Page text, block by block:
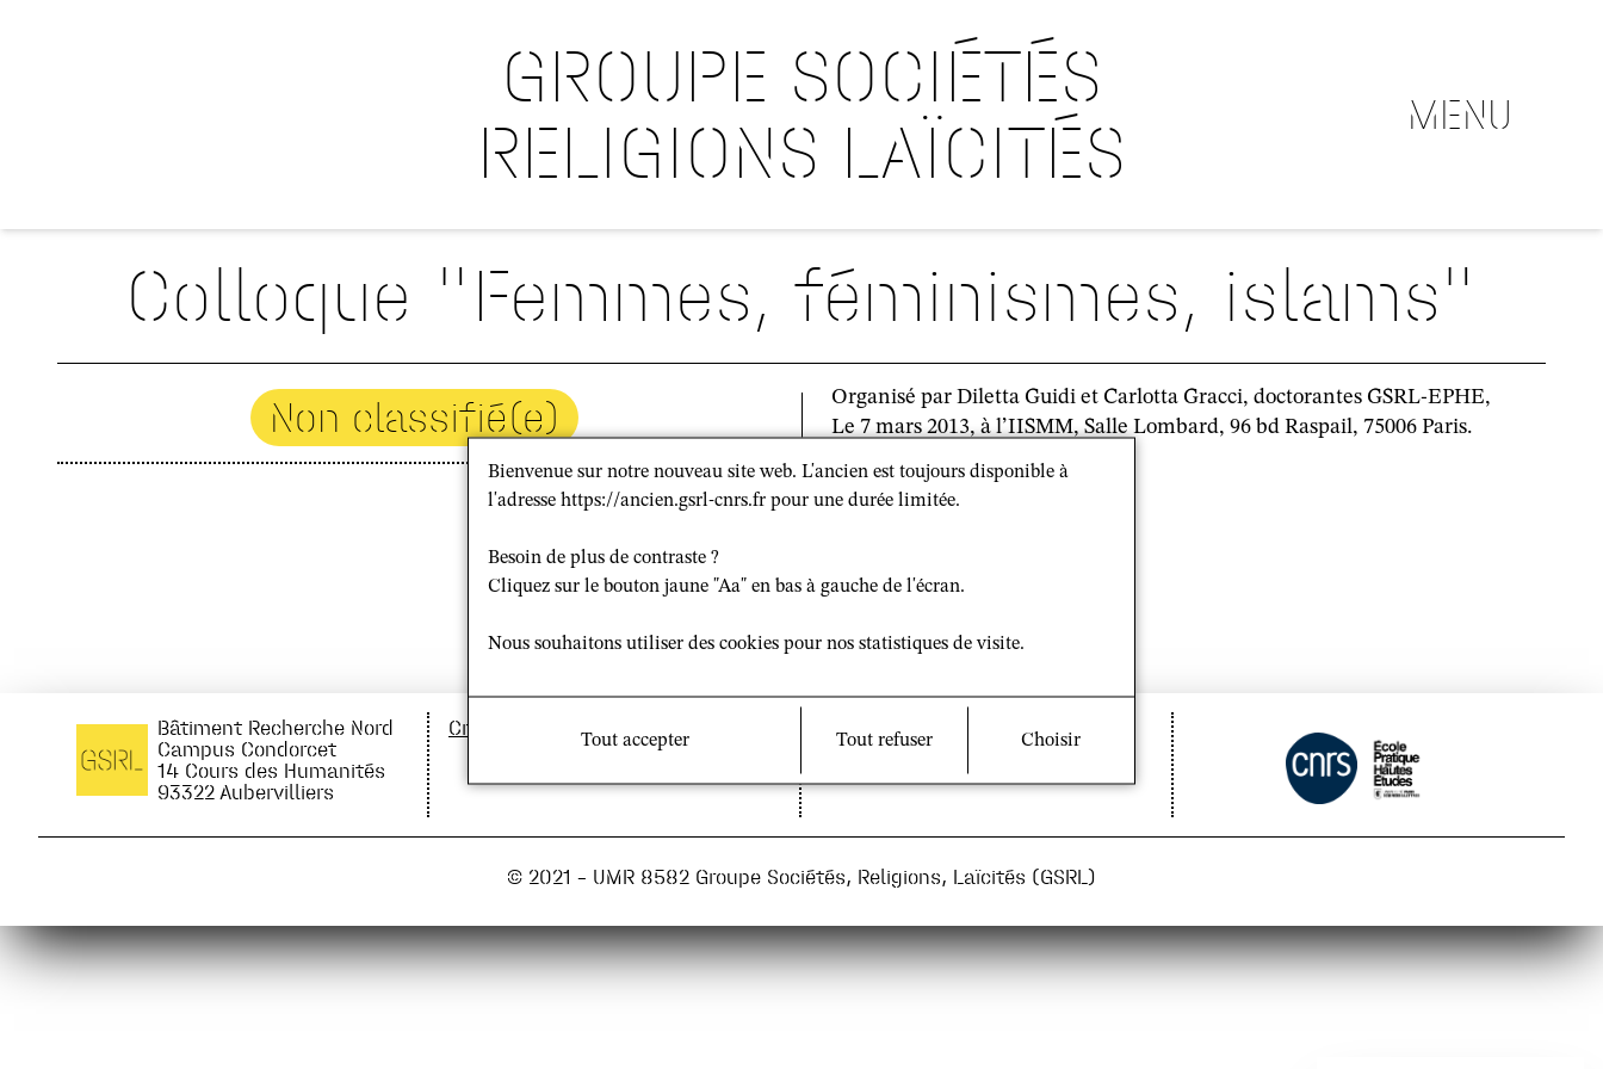
GROUPE SOCIÉTÉS
RELIGIONS LAÏCITÉS
MENU
Colloque "Femmes, féminismes, islams"
Non classifié(e)
Organisé par Diletta Guidi et Carlotta Gracci, doctorantes GSRL-EPHE,
Le 7 mars 2013, à l’IISMM, Salle Lombard, 96 bd Raspail, 75006 Paris.
Bienvenue sur notre nouveau site web. L'ancien est toujours disponible à
l'adresse https://ancien.gsrl-cnrs.fr pour une durée limitée.
Besoin de plus de contraste ?
Cliquez sur le bouton jaune "Aa" en bas à gauche de l'écran.
Nous souhaitons utiliser des cookies pour nos statistiques de visite.
Tout accepter Tout refuser Choisir
Bâtiment Recherche Nord
Campus Condorcet
14 Cours des Humanités
93322 Aubervilliers
Crédits et mentions légales
Nous rejoindre sur :
Facebook|Twitter
© 2021 – UMR 8582 Groupe Sociétés, Religions, Laïcités (GSRL)